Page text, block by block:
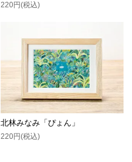
220円(税込)
北林みなみ「ぴょん」
220円(税込)